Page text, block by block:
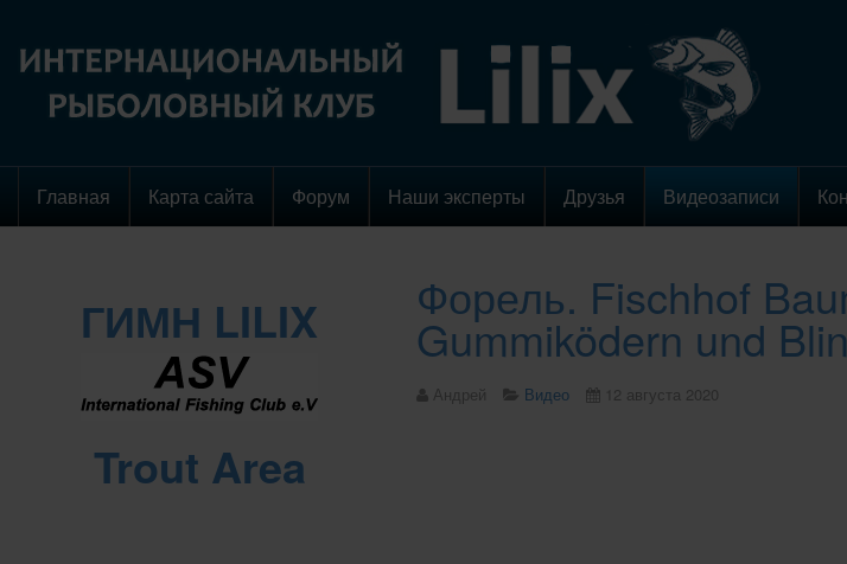
Главная Карта сайта Форум Наши эксперты Друзья Видеозаписи
Форель. Fischhof
Gummiködern und
Андрей Видео 12 августа 2020
ГИМН LILIX
Trout Area